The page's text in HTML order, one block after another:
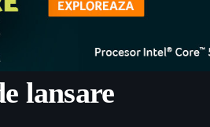
lansare